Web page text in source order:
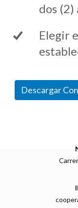
dos (2)
Elegir
Descargar